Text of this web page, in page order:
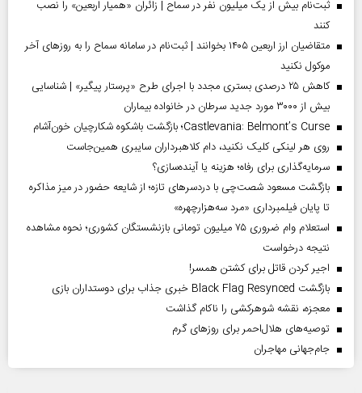
ثبت‌نام بیش از یک میلیون نفر در سماح | زائران «همیار اربعین» را نصب
کنند
متقاضیان ارز اربعین ۱۴۰۵ بخوانند | ثبت‌نام در سامانه سماح را به روز‌های آخر
موکول نکنید
کاهش ۲۵ درصدی بستری مجدد با اجرای طرح «پرستار پیگیر» | شناسایی
بیش از ۳۰۰۰ مورد جدید سرطان در خانواده بیماران
Castlevania: Belmont’s Curse؛ بازگشت باشکوه شکارچیان خون‌آشام
روی هر لینکی کلیک نکنید، دام کلاهبرداران سایبری همین‌جاست
سرمایه‌گذاری برای رفاه؛ هزینه یا آینده‌سازی؟
بازگشت مسعود شصت‌چی با دردسر‌های تازه؛ از شایعه حضور در میز مذاکره
تا پایان فیلمبرداری «مرد سه‌هزارچهره»
استعلام وام ضروری ۷۵ میلیون تومانی بازنشستگان کشوری؛ نحوه مشاهده
نتیجه درخواست
اجیر کردن قاتل برای کشتن همسر!
بازگشت Black Flag Resynced خبری جذاب برای دوستداران بازی
معجزه، نقشه شوهرکشی را ناکام گذاشت
توصیه‌های هلال‌احمر برای روز‌های گرم
جام‌جهانی مهاجران